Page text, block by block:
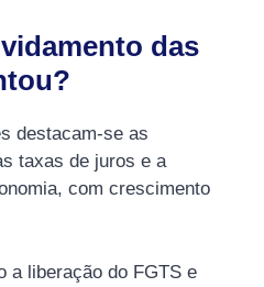
das
destacam-se as
taxas de juros e a
com crescimento
a liberação do FGTS e